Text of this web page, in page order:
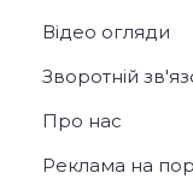
Відео огляди
Зворотній
Про нас
Реклама на